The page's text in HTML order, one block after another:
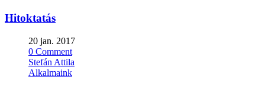
Hitoktatás
20 jan. 2017
0 Comment
Stefán Attila
Alkalmaink